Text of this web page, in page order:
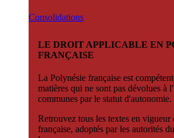
Consolidations
LE DROIT APPLICABLE EN
FRANÇAISE
La Polynésie française est
matières qui ne sont pas dévolues à
communes par le statut d'autonomie.
Retrouvez tous les textes en vigueur
française, adoptés par les autorités